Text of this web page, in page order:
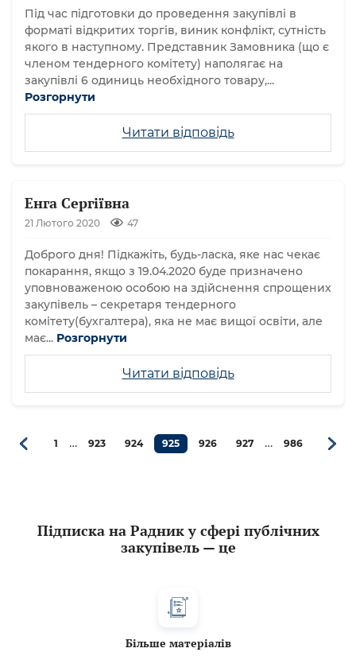
Читати відповідь
Під час підготовки до проведення закупівлі в
форматі відкритих торгів, виник конфлікт, сутність
якого в наступному. Представник Замовника (що є
членом тендерного комітету) наполягає на
закупівлі 6 одиниць необхідного товару,...
Розгорнути
Енга Сергіївна
21 Лютого 2020 47
Читати відповідь
Доброго дня! Підкажіть, будь-ласка, яке нас чекає
покарання, якщо з 19.04.2020 буде призначено
уповноваженою особою на здійснення спрощених
закупівель – секретаря тендерного
комітету(бухгалтера), яка не має вищої освіти, але
має... Розгорнути
1 … 923 924 925 926 927 … 986
Підписка на Радник у сфері публічних
закупівель — це
Більше матеріалів